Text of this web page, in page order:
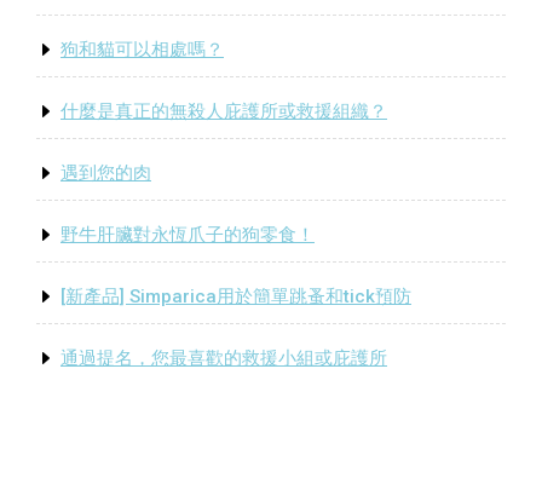
狗和貓可以相處嗎？
什麼是真正的無殺人庇護所或救援組織？
遇到您的肉
野牛肝臟對永恆爪子的狗零食！
[新產品] Simparica用於簡單跳蚤和tick預防
通過提名，您最喜歡的救援小組或庇護所